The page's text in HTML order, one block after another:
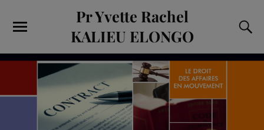
Pr Yvette Rachel
KALIEU ELONGO